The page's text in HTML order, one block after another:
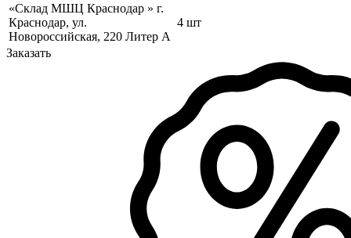
«Склад МШЦ Краснодар » г.
Краснодар, ул.
Новороссийская, 220 Литер А
4 шт
Заказать